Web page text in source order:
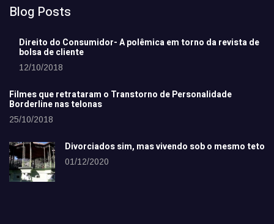
Blog Posts
Direito do Consumidor- A polêmica em torno da revista de
bolsa de cliente
12/10/2018
Filmes que retrataram o Transtorno de Personalidade
Borderline nas telonas
25/10/2018
Divorciados sim, mas vivendo sob o mesmo teto
01/12/2020